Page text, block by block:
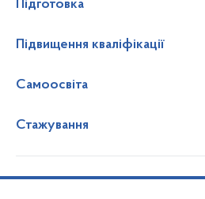
Підготовка
Підвищення кваліфікації
Самоосвіта
Стажування